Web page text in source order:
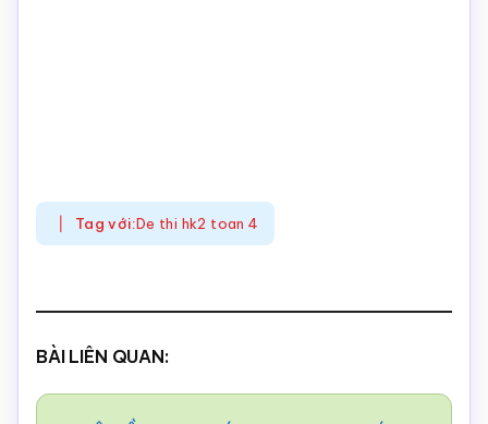
Tag với:De thi hk2 toan 4
BÀI LIÊN QUAN: